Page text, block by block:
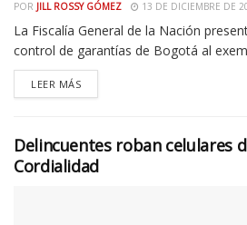
POR JILL ROSSY GÓMEZ 13 DE DICIEMBRE DE
La Fiscalía General de la Nación
control de garantías de Bogotá al
LEER MÁS
Delincuentes roban celulares
Cordialidad